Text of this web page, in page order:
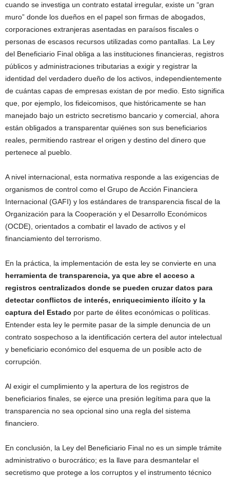
cuando se investiga un contrato estatal irregular, existe un “gran
muro” donde los dueños en el papel son firmas de abogados,
corporaciones extranjeras asentadas en paraísos fiscales o
personas de escasos recursos utilizadas como pantallas. La Ley
del Beneficiario Final obliga a las instituciones financieras, registros
públicos y administraciones tributarias a exigir y registrar la
identidad del verdadero dueño de los activos, independientemente
de cuántas capas de empresas existan de por medio. Esto significa
que, por ejemplo, los fideicomisos, que históricamente se han
manejado bajo un estricto secretismo bancario y comercial, ahora
están obligados a transparentar quiénes son sus beneficiarios
reales, permitiendo rastrear el origen y destino del dinero que
pertenece al pueblo.
A nivel internacional, esta normativa responde a las exigencias de
organismos de control como el Grupo de Acción Financiera
Internacional (GAFI) y los estándares de transparencia fiscal de la
Organización para la Cooperación y el Desarrollo Económicos
(OCDE), orientados a combatir el lavado de activos y el
financiamiento del terrorismo.
En la práctica, la implementación de esta ley se convierte en una
herramienta de transparencia, ya que abre el acceso a
registros centralizados donde se pueden cruzar datos para
detectar conflictos de interés, enriquecimiento ilícito y la
captura del Estado por parte de élites económicas o políticas.
Entender esta ley le permite pasar de la simple denuncia de un
contrato sospechoso a la identificación certera del autor intelectual
y beneficiario económico del esquema de un posible acto de
corrupción.
Al exigir el cumplimiento y la apertura de los registros de
beneficiarios finales, se ejerce una presión legítima para que la
transparencia no sea opcional sino una regla del sistema
financiero.
En conclusión, la Ley del Beneficiario Final no es un simple trámite
administrativo o burocrático; es la llave para desmantelar el
secretismo que protege a los corruptos y el instrumento técnico